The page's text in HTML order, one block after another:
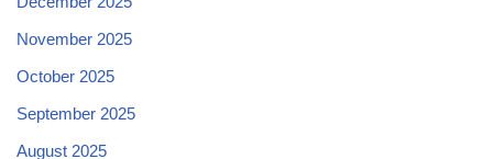
November 2025
October 2025
September 2025
August 2025